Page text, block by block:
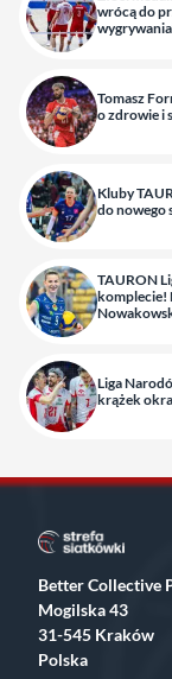
wrócą do
Tomasz
o zdrowie i
Kluby
do nowego
TAURON
komplecie!
Liga
krążek
Better Collective
Mogilska 43
31-545 Kraków
Polska